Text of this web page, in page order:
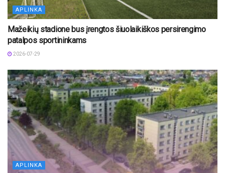
APLINKA
Mažeikių stadione bus įrengtos šiuolaikiškos persirengimo
patalpos sportininkams
2026-07-29
APLINKA